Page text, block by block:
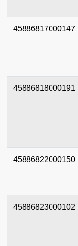
45886817000147
45886818000191
45886822000150
45886823000102